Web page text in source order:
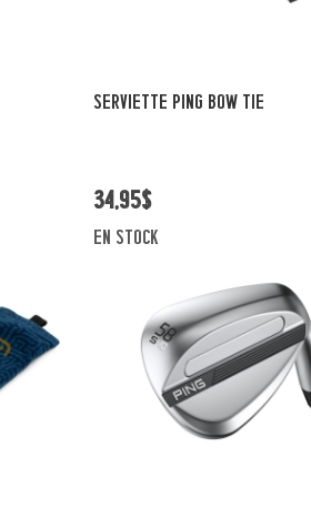
Vue rapide
SERVIETTE PING BOW TIE
34,95$
en stock